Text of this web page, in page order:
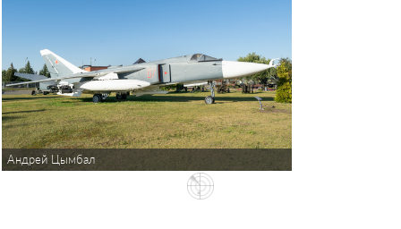
Андрей Цымбал